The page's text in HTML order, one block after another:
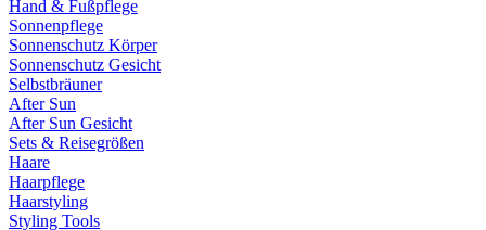
Hand & Fußpflege
Sonnenpflege
Sonnenschutz Körper
Sonnenschutz Gesicht
Selbstbräuner
After Sun
After Sun Gesicht
Sets & Reisegrößen
Haare
Haarpflege
Haarstyling
Styling Tools